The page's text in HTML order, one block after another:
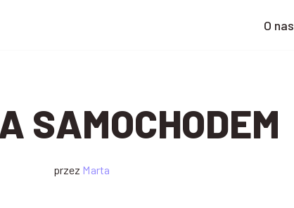
O nas
SAMOCHODEM
przez Marta